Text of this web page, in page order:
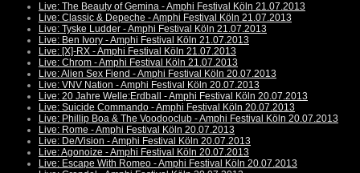
Live: The Beauty of Gemina - Amphi Festival Köln 21.07.2013
Live: Classic & Depeche - Amphi Festival Köln 21.07.2013
Live: Tyske Ludder - Amphi Festival Köln 21.07.2013
Live: Ben Ivory - Amphi Festival Köln 21.07.2013
Live: [X]-RX - Amphi Festival Köln 21.07.2013
Live: Chrom - Amphi Festival Köln 21.07.2013
Live: Alien Sex Fiend - Amphi Festival Köln 20.07.2013
Live: VNV Nation - Amphi Festival Köln 20.07.2013
Live: 20 Jahre Welle:Erdball - Amphi Festival Köln 20.07.2013
Live: Suicide Commando - Amphi Festival Köln 20.07.2013
Live: Phillip Boa & The Voodooclub - Amphi Festival Köln 20.07.2013
Live: Rome - Amphi Festival Köln 20.07.2013
Live: De/Vision - Amphi Festival Köln 20.07.2013
Live: Agonoize - Amphi Festival Köln 20.07.2013
Live: Escape With Romeo - Amphi Festival Köln 20.07.2013